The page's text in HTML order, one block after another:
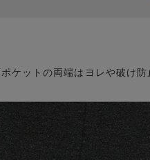
ケットの両端はヨレや破け